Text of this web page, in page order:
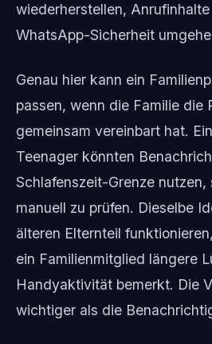
wiederherstellen,
WhatsApp-Sicherheit
Genau hier kann ein
passen, wenn die Familie die
gemeinsam vereinbart hat.
Teenager könnten
Schlafenszeit-Grenze
manuell zu prüfen. Dieselbe
älteren Elternteil
ein Familienmitglied längere
Handyaktivität bemerkt. Die
wichtiger als die